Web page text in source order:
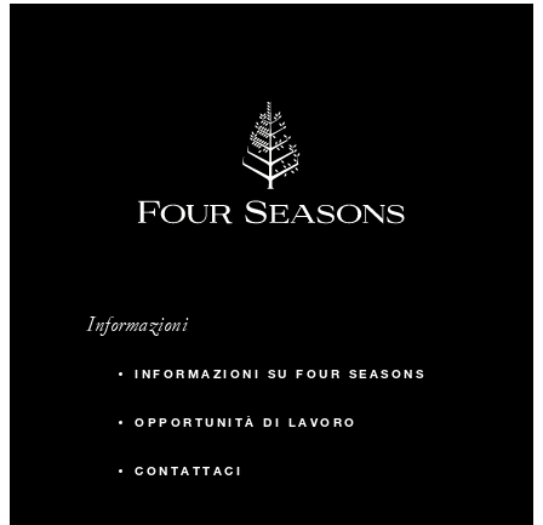
Informazioni
INFORMAZIONI SU FOUR SEASONS
OPPORTUNITÀ DI LAVORO
CONTATTACI